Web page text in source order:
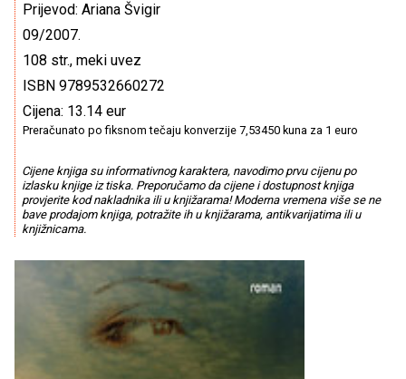
Prijevod: Ariana Švigir
09/2007.
108 str., meki uvez
ISBN 9789532660272
Cijena: 13.14 eur
Preračunato po fiksnom tečaju konverzije 7,53450 kuna za 1 euro
Cijene knjiga su informativnog karaktera, navodimo prvu cijenu po
izlasku knjige iz tiska. Preporučamo da cijene i dostupnost knjiga
provjerite kod nakladnika ili u knjižarama! Moderna vremena više se ne
bave prodajom knjiga, potražite ih u knjižarama, antikvarijatima ili u
knjižnicama.